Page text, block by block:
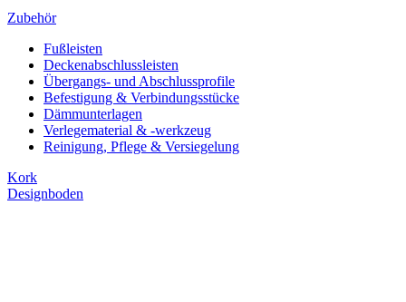
Zubehör
Fußleisten
Deckenabschlussleisten
Übergangs- und Abschlussprofile
Befestigung & Verbindungsstücke
Dämmunterlagen
Verlegematerial & -werkzeug
Reinigung, Pflege & Versiegelung
Kork
Designboden